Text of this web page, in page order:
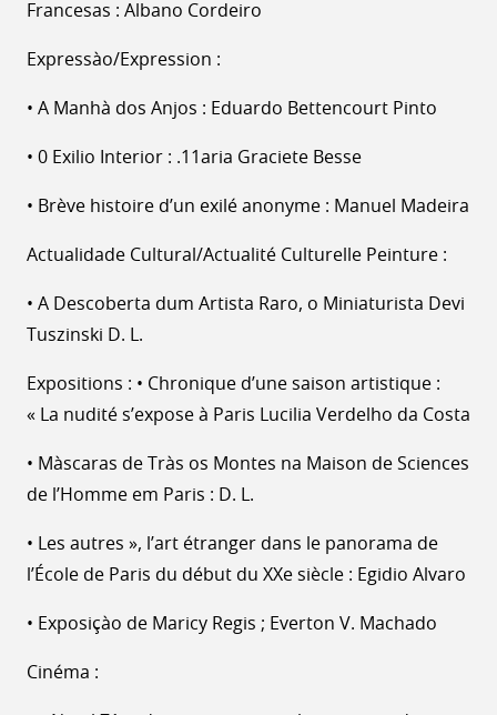
Francesas : Albano Cordeiro
Expressào/Expression :
• A Manhà dos Anjos : Eduardo Bettencourt Pinto
• 0 Exilio Interior : .11aria Graciete Besse
• Brève histoire d’un exilé anonyme : Manuel Madeira
Actualidade Cultural/Actualité Culturelle Peinture :
• A Descoberta dum Artista Raro, o Miniaturista Devi
Tuszinski D. L.
Expositions : • Chronique d’une saison artistique :
« La nudité s’expose à Paris Lucilia Verdelho da Costa
• Màscaras de Tràs os Montes na Maison de Sciences
de l’Homme em Paris : D. L.
• Les autres », l’art étranger dans le panorama de
l’École de Paris du début du XXe siècle : Egidio Alvaro
• Exposiçào de Maricy Regis ; Everton V. Machado
Cinéma :